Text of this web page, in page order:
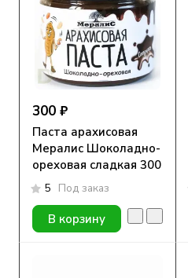
300 ₽
Паста арахисовая
Мералис Шоколадно-
ореховая сладкая 300
г 5 Под заказ
В корзину